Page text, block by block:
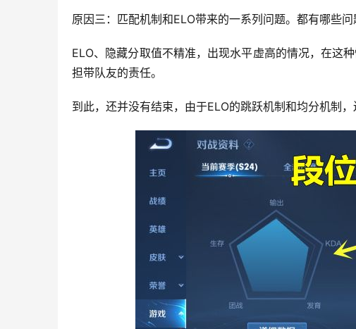
原因三：匹配机制和ELO带来的一系列问题。都有哪些问
ELO、隐藏分取值不精准，出现水平虚高的情况，在这
担带队友的责任。
到此，还并没有结束，由于ELO的跳跃机制和均分机制